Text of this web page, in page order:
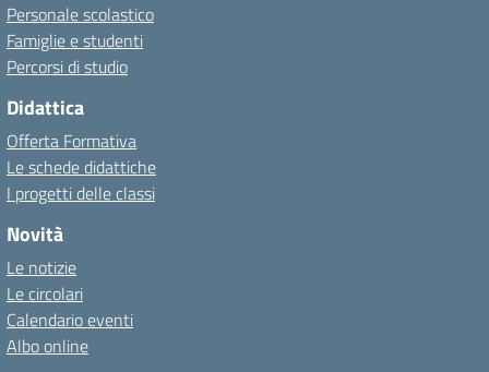
Personale scolastico
Famiglie e studenti
Percorsi di studio
Didattica
Offerta Formativa
Le schede didattiche
I progetti delle classi
Novità
Le notizie
Le circolari
Calendario eventi
Albo online